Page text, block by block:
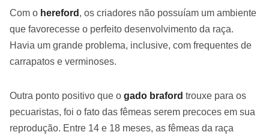
Com o hereford , os criadores não possuíam um ambiente
que favorecesse o perfeito desenvolvimento da raça.
Havia um grande problema, inclusive, com frequentes de
carrapatos e verminoses.
Outra ponto positivo que o gado braford trouxe para os
pecuaristas, foi o fato das fêmeas serem precoces em sua
reprodução. Entre 14 e 18 meses, as fêmeas da raça